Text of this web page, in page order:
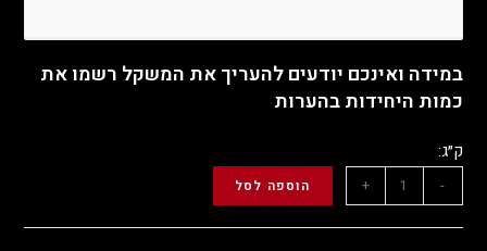
במידה ואינכם יודעים להעריך את המשקל רשמו את
כמות היחידות בהערות
ק״ג:
-
+ הוספה לסל